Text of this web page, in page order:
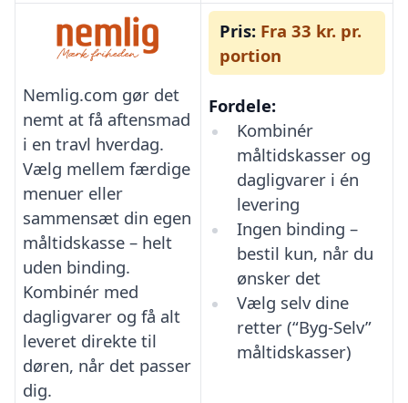
Nemlig.com gør det
nemt at få aftensmad
i en travl hverdag.
Vælg mellem færdige
menuer eller
sammensæt din egen
måltidskasse – helt
uden binding.
Kombinér med
dagligvarer og få alt
leveret direkte til
døren, når det passer
dig.
Pris: Fra 33 kr. pr.
portion
Fordele:
Kombinér
måltidskasser og
dagligvarer i én
levering
Ingen binding –
bestil kun, når du
ønsker det
Vælg selv dine
retter (“Byg-Selv”
måltidskasser)